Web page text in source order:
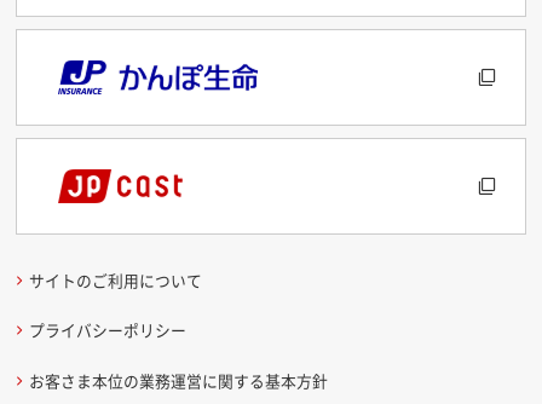
サイトのご利用について
プライバシーポリシー
お客さま本位の業務運営に関する基本方針